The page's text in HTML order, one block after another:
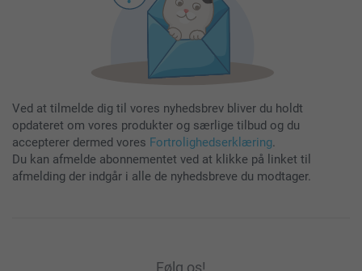
Ved at tilmelde dig til vores nyhedsbrev bliver du holdt
opdateret om vores produkter og særlige tilbud og du
accepterer dermed vores Fortrolighedserklæring.
Du kan afmelde abonnementet ved at klikke på linket til
afmelding der indgår i alle de nyhedsbreve du modtager.